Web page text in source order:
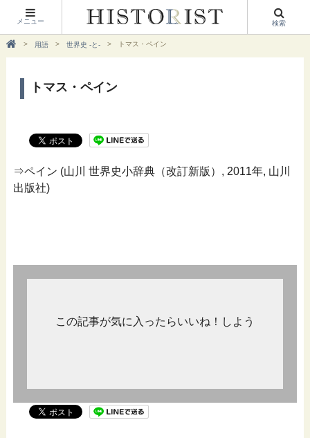
メニュー 検索
用語 世界史 -と- トマス・ペイン
トマス・ペイン
⇒ペイン (山川 世界史小辞典（改訂新版）, 2011年, 山川
出版社)
この記事が気に入ったらいいね！しよう